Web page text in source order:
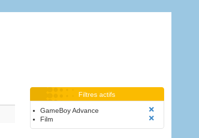
Filtres actifs
GameBoy Advance
Film